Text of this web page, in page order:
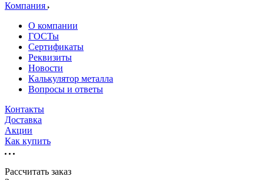
Компания
О компании
ГОСТы
Сертификаты
Реквизиты
Новости
Калькулятор металла
Вопросы и ответы
Контакты
Доставка
Акции
Как купить
Рассчитать заказ